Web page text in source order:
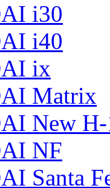
i30
i40
ix
Matrix
New
NF
Santa